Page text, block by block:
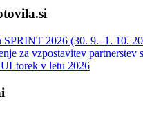
SPRINT 2026 (30. 9.–1. 10.
za vzpostavitev
v letu 2026